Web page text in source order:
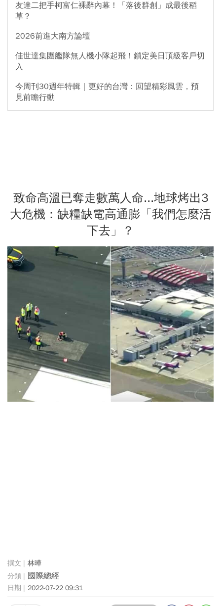
友達二把手柯富仁裸辭內幕！「落後群創」成最後稻
草？
2026前進大南方論壇
佳世達集團艦隊無人機小隊起飛！鎖定美日頂級客戶切
入
今周刊30週年特輯｜更好的台灣：回望精彩風雲，預
見前瞻行動
致命高溫已奪走數萬人命...地球烤出3
大危機：缺糧缺電高通膨「我們怎麼活
下去」？
林曄
國際總經
2022-07-22 09:31